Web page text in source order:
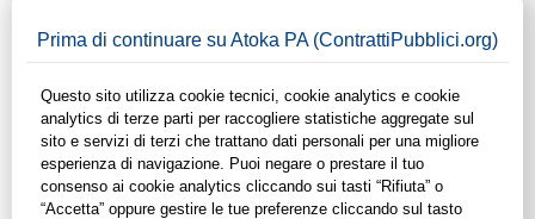
Battaglia in ambito
Ambiente e territorio
In questa sezione del sito di ContrattiPubblici.org potrai avere
ad alcuni dei contratti presenti nella piattaforma stipulati
all'interno del Comune di Montebello della Battaglia in ambito
Ambiente e territorio. Grazie alle funzionalità di